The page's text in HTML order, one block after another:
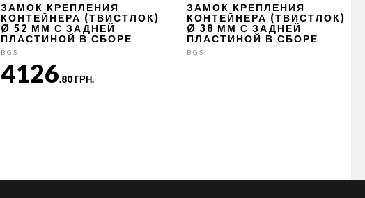
ЗАМОК КРЕПЛЕНИЯ
КОНТЕЙНЕРА (ТВИСТЛОК)
Ø 52 ММ С ЗАДНЕЙ
ПЛАСТИНОЙ В СБОРЕ
BGS
4126.80 ГРН.
ЗАМОК КРЕПЛЕНИЯ
КОНТЕЙНЕРА (ТВИСТЛОК)
Ø 38 ММ С ЗАДНЕЙ
ПЛАСТИНОЙ В СБОРЕ
BGS